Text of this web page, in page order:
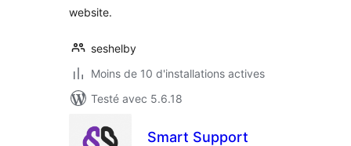
website.
seshelby
Moins de 10 d'installations actives
Testé avec 5.6.18
Smart Support